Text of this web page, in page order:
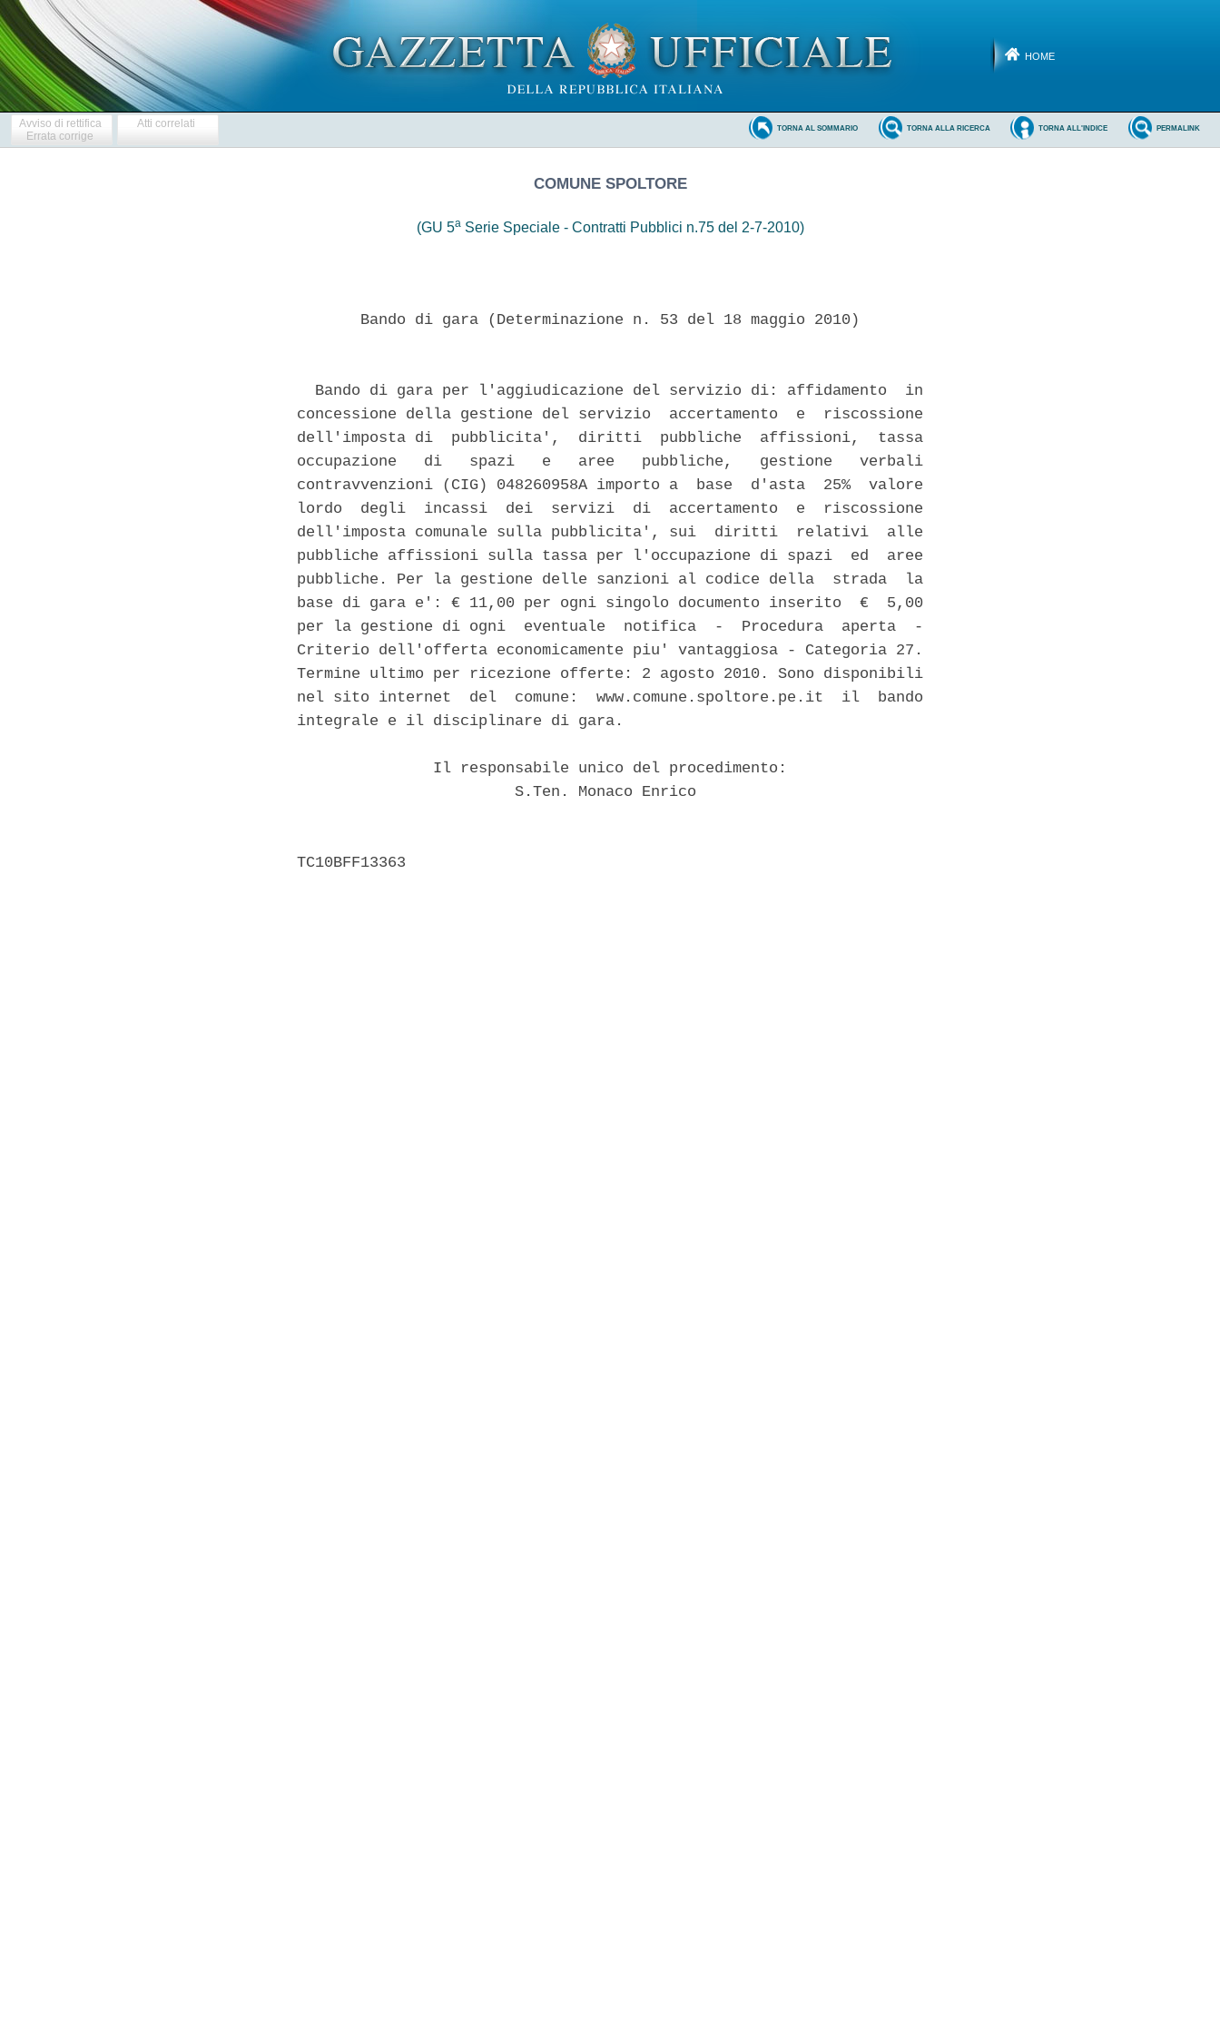
HOME
Avviso di rettifica
Errata corrige
Atti correlati PERMALINK
TORNA ALL'INDICE
TORNA ALLA RICERCA
TORNA AL SOMMARIO
COMUNE SPOLTORE
(GU 5aSerie Speciale - Contratti Pubblici n.75 del 2-7-2010)
       Bando di gara (Determinazione n. 53 del 18 maggio 2010)
  Bando di gara per l'aggiudicazione del servizio di: affidamento  in
concessione della gestione del servizio  accertamento  e  riscossione
dell'imposta di  pubblicita',  diritti  pubbliche  affissioni,  tassa
occupazione   di   spazi   e   aree   pubbliche,   gestione   verbali
contravvenzioni (CIG) 048260958A importo a  base  d'asta  25%  valore
lordo  degli  incassi  dei  servizi  di  accertamento  e  riscossione
dell'imposta comunale sulla pubblicita', sui  diritti  relativi  alle
pubbliche affissioni sulla tassa per l'occupazione di spazi  ed  aree
pubbliche. Per la gestione delle sanzioni al codice della  strada  la
base di gara e': € 11,00 per ogni singolo documento inserito  €  5,00
per la gestione di ogni  eventuale  notifica  -  Procedura  aperta  -
Criterio dell'offerta economicamente piu' vantaggiosa - Categoria 27.
Termine ultimo per ricezione offerte: 2 agosto 2010. Sono disponibili
nel sito internet  del  comune:  www.comune.spoltore.pe.it  il  bando
integrale e il disciplinare di gara.
               Il responsabile unico del procedimento:
                        S.Ten. Monaco Enrico